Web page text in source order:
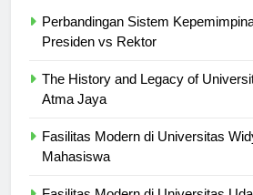
Perbandingan Sistem
The History and Legacy of
Fasilitas Modern di Universitas